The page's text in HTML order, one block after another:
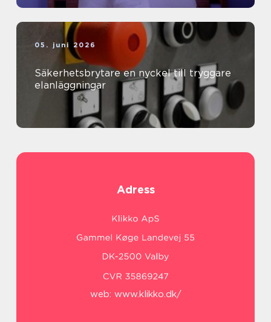
05. juni 2026
Säkerhetsbrytare en nyckel till tryggare
elanläggningar
Adress
web: www.klikko.dk/